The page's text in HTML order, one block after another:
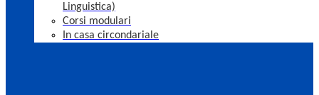
Linguistica)
Corsi modulari
In casa circondariale